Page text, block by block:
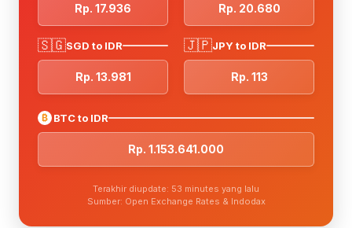
Rp. 17.936 Rp. 20.680
🇸🇬SGD to IDR
Rp. 13.981
🇯🇵JPY to IDR
Rp. 113
₿ BTC to IDR
Rp. 1.153.641.000
Terakhir diupdate: 53 minutes yang lalu
Sumber: Open Exchange Rates & Indodax